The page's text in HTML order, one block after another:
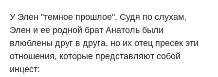
У Элен "темное прошлое". Судя по слухам,
Элен и ее родной брат Анатоль были
влюблены друг в друга, но их отец пресек эти
отношения, которые представляют собой
инцест: